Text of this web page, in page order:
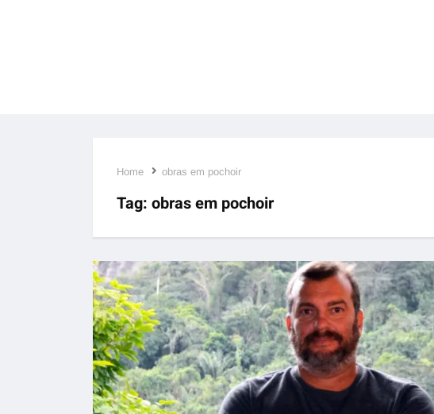
Home obras em pochoir
Tag: obras em pochoir